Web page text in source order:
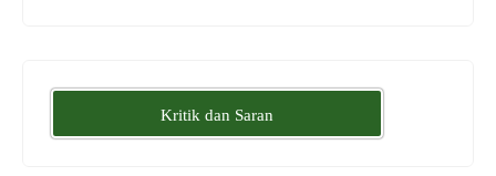
Kritik dan Saran